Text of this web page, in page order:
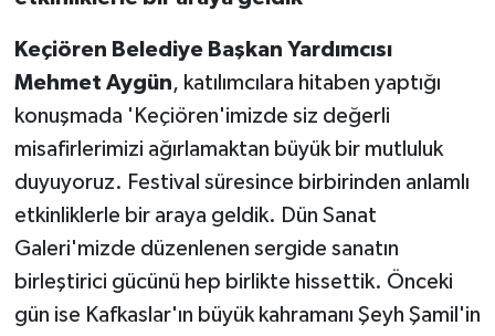
Keçiören Belediye Başkan Yardımcısı
Mehmet Aygün, katılımcılara hitaben yaptığı
konuşmada 'Keçiören'imizde siz değerli
misafirlerimizi ağırlamaktan büyük bir mutluluk
duyuyoruz. Festival süresince birbirinden anlamlı
etkinliklerle bir araya geldik. Dün Sanat
Galeri'mizde düzenlenen sergide sanatın
birleştirici gücünü hep birlikte hissettik. Önceki
gün ise Kafkaslar'ın büyük kahramanı Şeyh Şamil'in